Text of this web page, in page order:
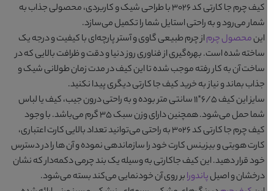
کیف چرم جا کارتی کد 3026
با طراحی شیک و کاربردی، محصولی جذاب به
شمار می‌رود و به راحتی استایل شما را تکمیل می‌سازد.
اینمحصول چرماز چرم طبیعی گاوی و آستر پارچه‌ای با کیفیت و درجه یک
ساخته شده است. بهره‌گیری از فناوری روز دنیا و دقت و ظرافت بالایی که در
ساخت آن به کار رفته موجب شده تا این کیف در مدت زمان طولانی شیک و
جذاب بماند و نیاز به خرید کیف جا کارتی دیگری پیدا نکنید.
سایز این کیف 6/5*۱۱ سانتی متر بوده و به راحتی درون جیب، کیف یا لباس
شما حمل می‌شود. همچنین دارای وزن سبک ۳۵ گرم می‌باشد. با وجود
کیف چرم جا کارتی کد 3026
به راحتی می‌توانید تعداد بالایی کارت اعتباری،
کارت هویتی و بیزینس کارت خود را سازماندهی نموده و آن ها را در دسترس
خود قرار دهید. این کیف جاکارتی به وسیله یک بند چرمی دکمه‌دار که نشان
درخشان و اصیلپاندورابر روی آن خودنمایی می‌کند بسته می‌شود.